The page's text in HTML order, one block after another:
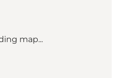
map...